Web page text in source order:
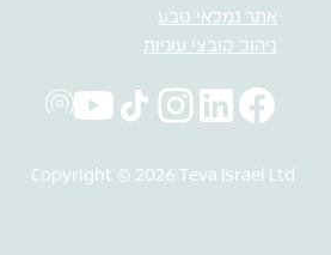
אתר גמלאי טבע
ניהול קובצי עוגיות
Copyright © 2026 Teva Israel Ltd